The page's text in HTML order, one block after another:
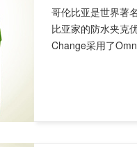
哥伦比亚是世界著
比亚家的防水夹克
Change采用了